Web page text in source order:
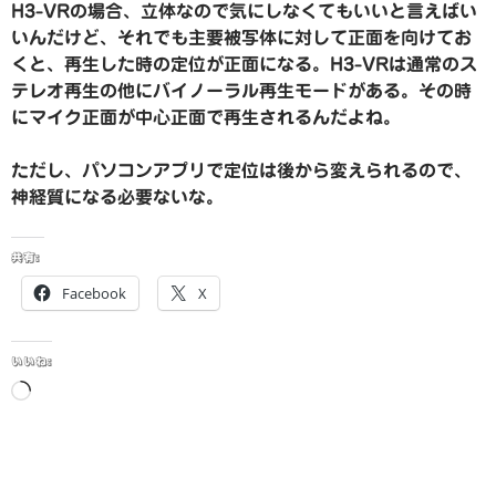
H3-VRの場合、立体なので気にしなくてもいいと言えばい
いんだけど、それでも主要被写体に対して正面を向けてお
くと、再生した時の定位が正面になる。H3-VRは通常のス
テレオ再生の他にバイノーラル再生モードがある。その時
にマイク正面が中心正面で再生されるんだよね。
ただし、パソコンアプリで定位は後から変えられるので、
神経質になる必要ないな。
共有:
Facebook X
いいね:
読